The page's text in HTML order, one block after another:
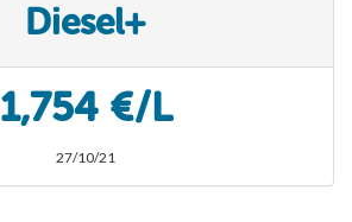
Diesel+
1,754 €/L
27/10/21